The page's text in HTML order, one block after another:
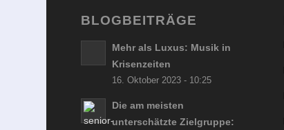
BLOGBEITRÄGE
Mehr als Luxus: Musik in
Krisenzeiten
16. Oktober 2023 - 10:25
Die am meisten
unterschätzte Zielgruppe: